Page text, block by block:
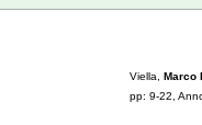
Viella, Marco
pp: 9-22,